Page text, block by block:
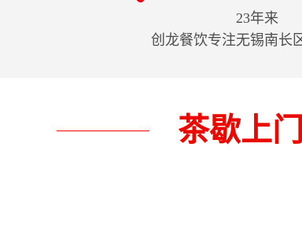
23年来
创龙餐饮专注无锡南长
茶歇上门